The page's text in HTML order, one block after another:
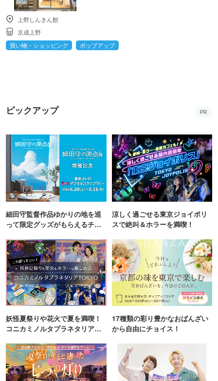
上野しんきん館
京成上野
買い物・ショッピング
ポップアップ
ピックアップ PR
細田守監督作品ゆかりの地を巡
って限定グッズがもらえるチャ
涼しく過ごせる東京ジョイポリ
スで絶叫＆ホラーを満喫！
妖怪夏祭りや花火で夏を満喫！
コニカミノルタプラネタリア
17種類の彩り豊かなおばんざい
から自由にチョイス！